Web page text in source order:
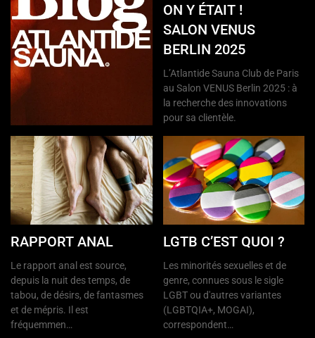
ON Y ÉTAIT !
SALON VENUS
BERLIN 2025
L’Atlantide Sauna Club de Paris
au Salon VENUS Berlin 2025 : à
la recherche des innovations
pour sa clientèle.
RAPPORT ANAL
Le rapport anal est source,
depuis la nuit des temps, de
tabou, de désirs, de fantasmes
et de mépris. Il est
fréquemmen…
LGTB C’EST QUOI ?
Les minorités sexuelles et de
genre, connues sous le sigle
LGBT ou d'autres variantes
(LGBTQIA+, MOGAI),
correspondent…